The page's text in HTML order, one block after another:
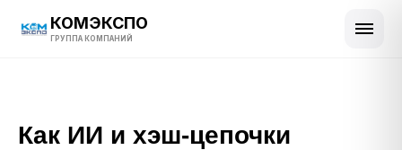
КОМЭКСПО
ГРУППА КОМПАНИЙ
Как ИИ и хэш-цепочки